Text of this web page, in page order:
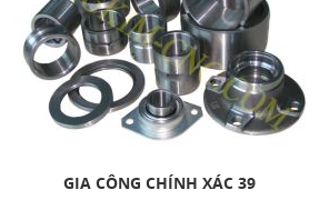
GIA CÔNG CHÍNH XÁC 39